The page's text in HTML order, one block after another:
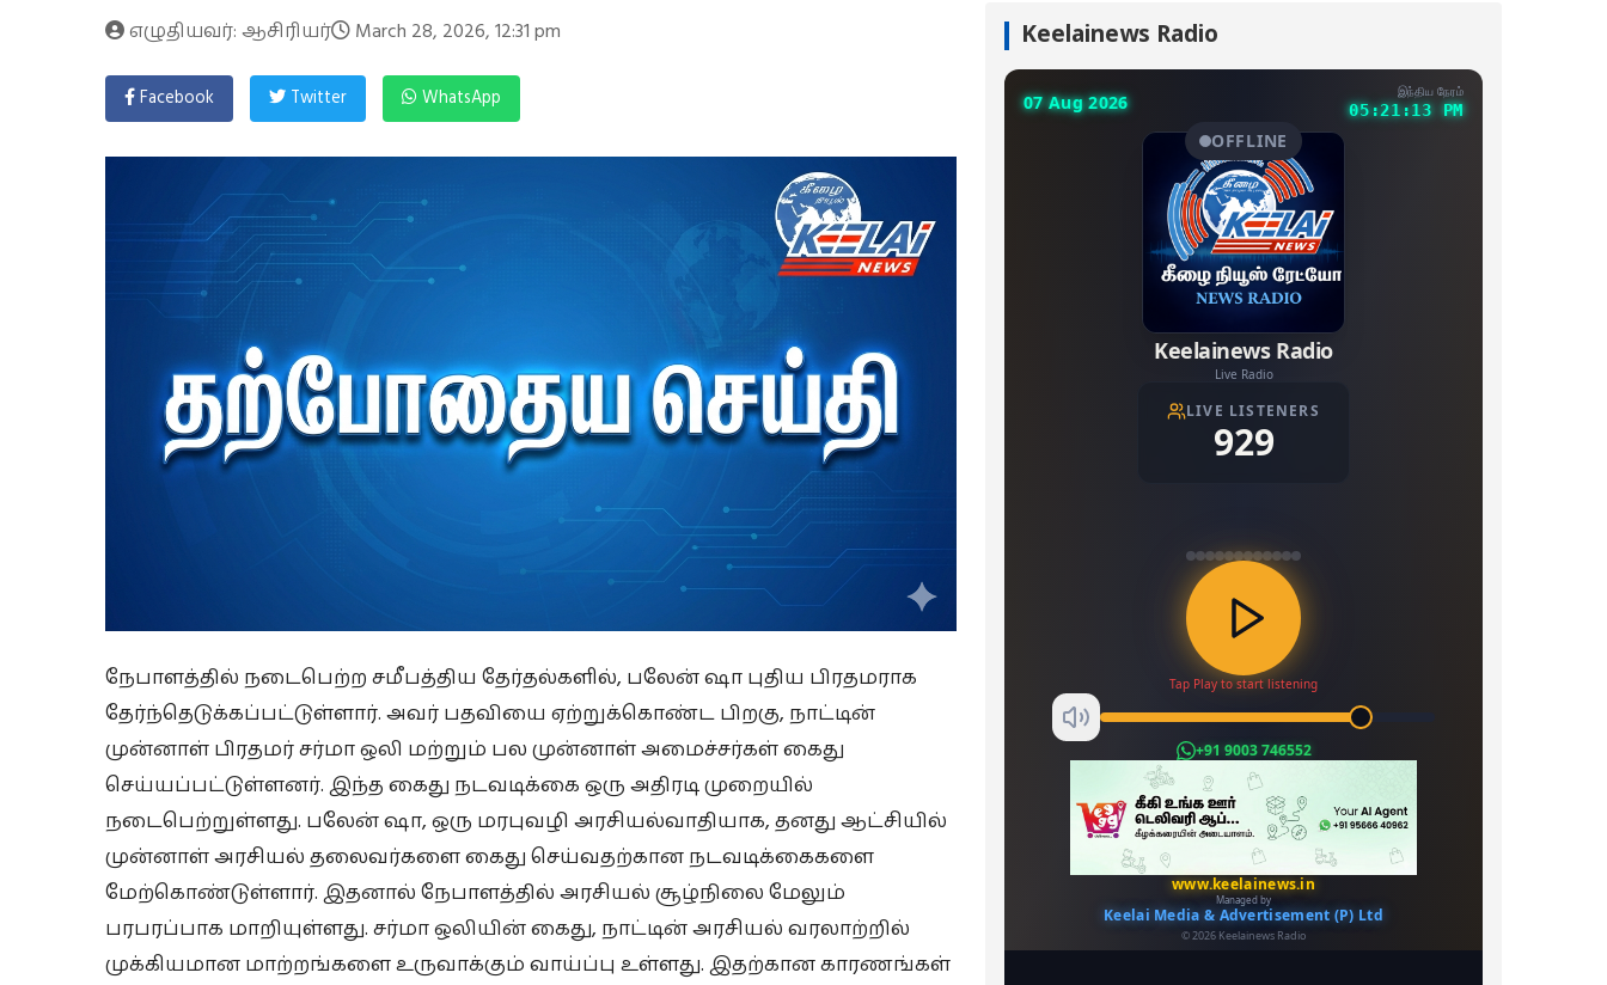
எழுதியவர்: ஆசிரியர் March 28, 2026, 12:31 pm
Facebook Twitter WhatsApp
நேபாளத்தில் நடைபெற்ற சமீபத்திய தேர்தல்களில், பலேன் ஷா புதிய பிரதமராக
தேர்ந்தெடுக்கப்பட்டுள்ளார். அவர் பதவியை ஏற்றுக்கொண்ட பிறகு, நாட்டின்
முன்னாள் பிரதமர் சர்மா ஒலி மற்றும் பல முன்னாள் அமைச்சர்கள் கைது
செய்யப்பட்டுள்ளனர். இந்த கைது நடவடிக்கை ஒரு அதிரடி முறையில்
நடைபெற்றுள்ளது. பலேன் ஷா, ஒரு மரபுவழி அரசியல்வாதியாக, தனது ஆட்சியில்
முன்னாள் அரசியல் தலைவர்களை கைது செய்வதற்கான நடவடிக்கைகளை
மேற்கொண்டுள்ளார். இதனால் நேபாளத்தில் அரசியல் சூழ்நிலை மேலும்
பரபரப்பாக மாறியுள்ளது. சர்மா ஒலியின் கைது, நாட்டின் அரசியல் வரலாற்றில்
முக்கியமான மாற்றங்களை உருவாக்கும் வாய்ப்பு உள்ளது. இதற்கான காரணங்கள்
Keelainews Radio